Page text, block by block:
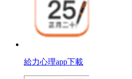
給力心理app下載